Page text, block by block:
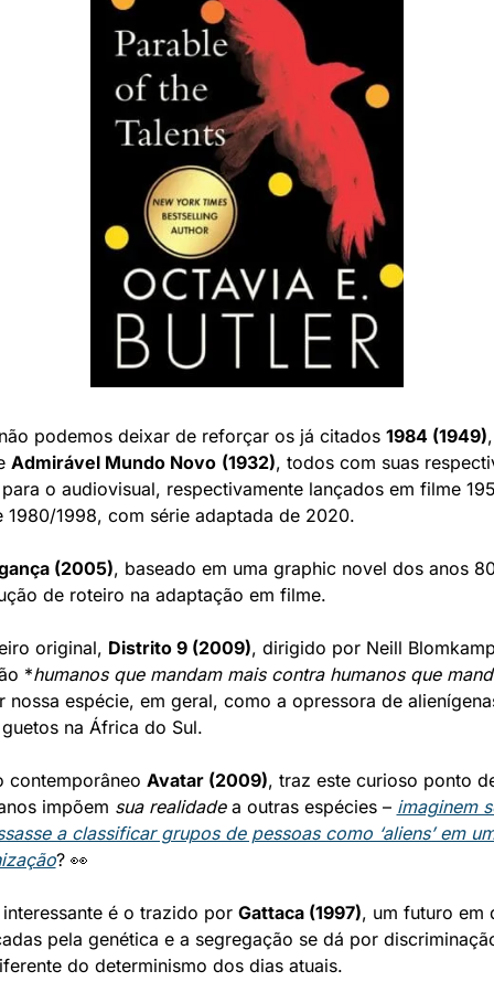
podemos deixar de reforçar os já citados 1984 (1949)
Admirável Mundo Novo (1932), todos com suas
o audiovisual, respectivamente lançados em filme
1980/1998, com série adaptada de 2020.
(2005), baseado em uma graphic novel dos anos
de roteiro na adaptação em filme.
original, Distrito 9 (2009), dirigido por Neill
*humanos que mandam mais contra humanos que
nossa espécie, em geral, como a opressora de
na África do Sul.
contemporâneo Avatar (2009), traz este curioso ponto
impõem sua realidade a outras espécies – imaginem
a classificar grupos de pessoas como ‘aliens’ em
? 👀
é o trazido por Gattaca (1997), um futuro em
pela genética e a segregação se dá por
do determinismo dos dias atuais.